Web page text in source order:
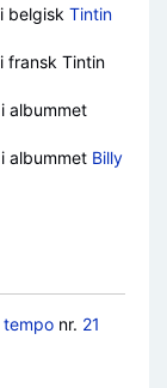
belgisk Tintin
fransk Tintin
albummet
albummet Billy
temponr. 21